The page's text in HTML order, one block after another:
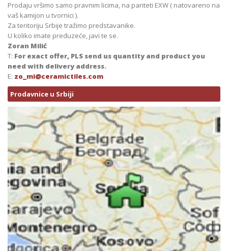
Prodaju vršimo samo pravnim licima, na pariteti EXW ( natovareno na
vaš kamijon u tvornici ).
Za teritoriju Srbije tražimo predstavanike.
U koliko imate preduzeće, javi te se.
Zoran Milić
T: For exact offer, PLS send us quantity and product you
need with delivery address.
E: zo_mi@ceramictiles.com
Prodavnice u Srbiji